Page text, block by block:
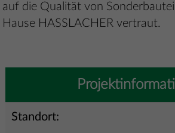
auf die Qualität von
Hause HASSLACHER vertraut.
Standort: